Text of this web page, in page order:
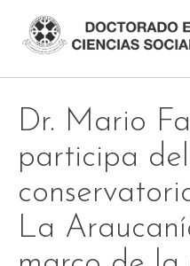
content
Dr. Mario
participa del
La